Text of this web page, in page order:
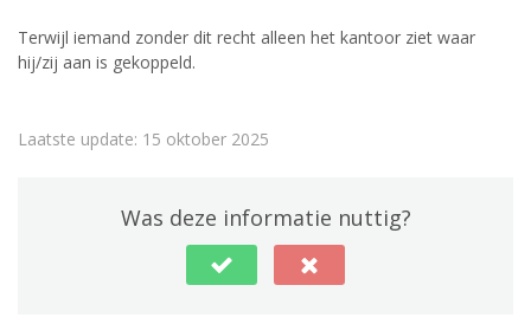
Terwijl iemand zonder dit recht alleen het kantoor ziet waar
hij/zij aan is gekoppeld.
Laatste update: 15 oktober 2025
Was deze informatie nuttig?